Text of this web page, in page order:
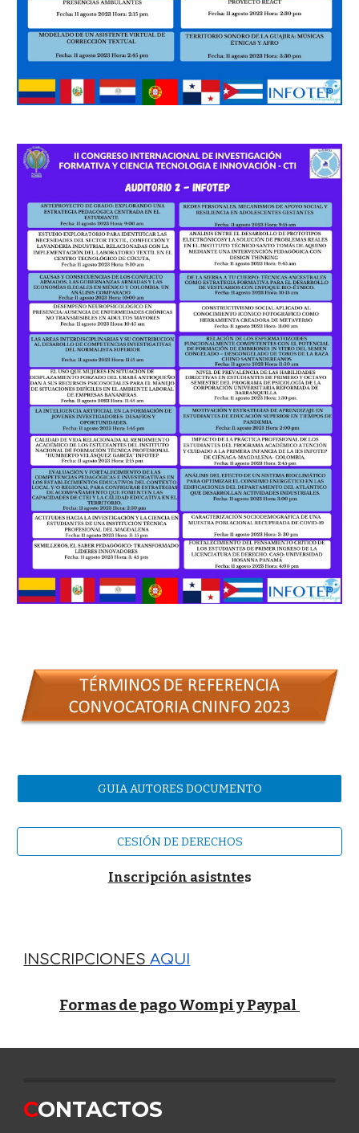
GUIA AUTORES DOCUMENTO
CESIÓN DE DERECHOS
Inscripción asistntes
INSCRIPCIONESAQUI
Formas de pago Wompi y Paypal
CONTACTOS